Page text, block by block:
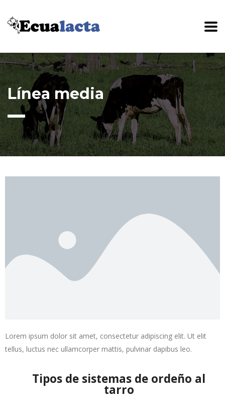
Línea media
Lorem ipsum dolor sit amet, consectetur adipiscing elit. Ut elit
tellus, luctus nec ullamcorper mattis, pulvinar dapibus leo.
Tipos de sistemas de ordeño al
tarro